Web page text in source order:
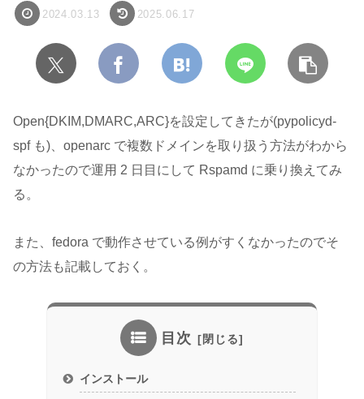
2024.03.13 2025.06.17
Open{DKIM,DMARC,ARC}を設定してきたが(pypolicyd-
spf も)、openarc で複数ドメインを取り扱う方法がわから
なかったので運用 2 日目にして Rspamd に乗り換えてみ
る。
また、fedora で動作させている例がすくなかったのでそ
の方法も記載しておく。
目次
インストール